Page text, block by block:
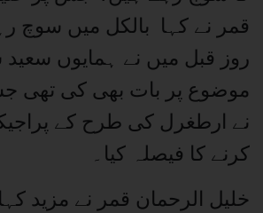
روز قبل میں نے ہمایوں
موضوع پر بات بھی کی تھی
نے ارطغرل کی طرح کے
کرنے کا فیصلہ کیا۔
خلیل الرحمان قمر نے مزید